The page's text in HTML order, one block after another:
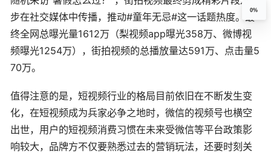
步在社交媒体中传播，推动#童年无忌#这一话题热度。最
终全网总曝光量1612万（梨视频app曝光358万、微博视
频曝光1254万），街拍视频的总播放量达591万、点击量5
70万。
值得注意的是，短视频行业的格局目前依旧在不断发生变
化，在短视频成为兵家必争之地时，微信的视频号也横空
出世，用户的短视频消费习惯在未来受微信等平台政策影
响较大，品牌方不仅要熟悉过去的营销玩法，还要时刻关
0%